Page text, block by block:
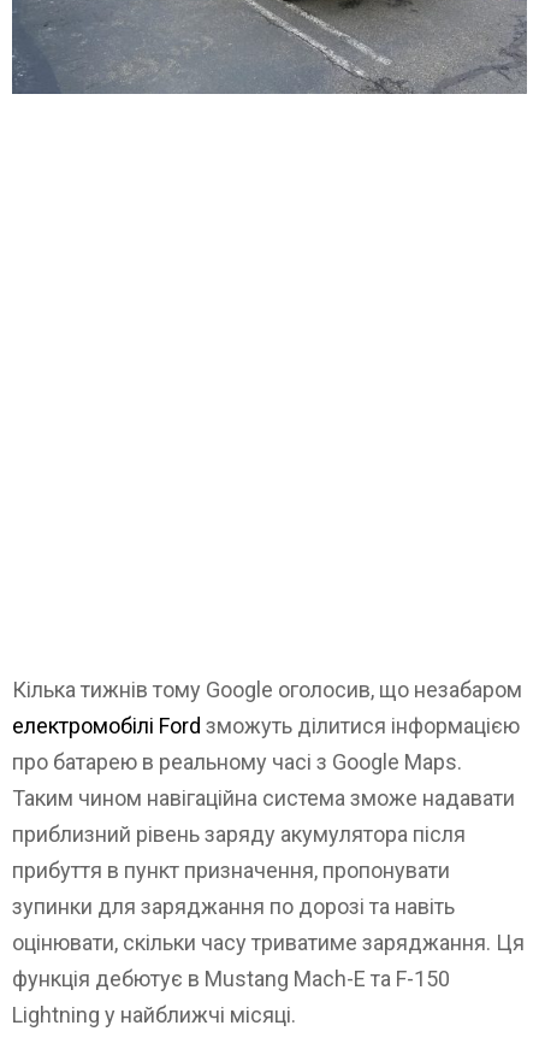
Кілька тижнів тому Google оголосив, що незабаром
електромобілі Ford зможуть ділитися інформацією
про батарею в реальному часі з Google Maps.
Таким чином навігаційна система зможе надавати
приблизний рівень заряду акумулятора після
прибуття в пункт призначення, пропонувати
зупинки для заряджання по дорозі та навіть
оцінювати, скільки часу триватиме заряджання. Ця
функція дебютує в Mustang Mach-E та F-150
Lightning у найближчі місяці.